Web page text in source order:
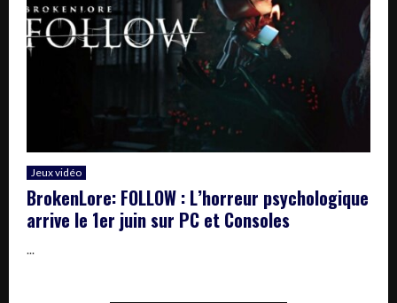
Jeux vidéo
BrokenLore: FOLLOW : L’horreur psychologique
arrive le 1er juin sur PC et Consoles
...